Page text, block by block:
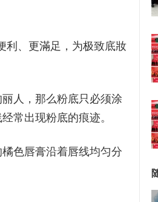
利、更滿足，为极致底妝
人，那么粉底只必须涂
常出现粉底的痕迹。
色唇膏沿着唇线均匀分